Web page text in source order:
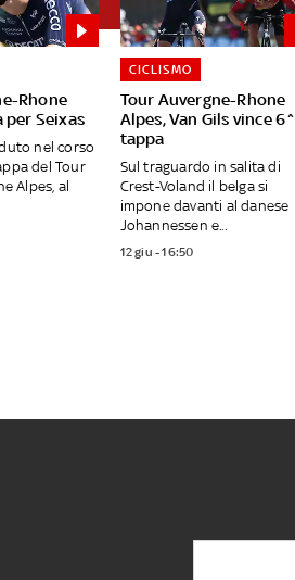
Rhone
per Seixas
nel corso
del Tour
Alpes, al
Tour Auvergne-Rhone
Alpes, Van Gils vince 6^
tappa
CICLISMO
Sul traguardo in salita di
Crest-Voland il belga si
impone davanti al danese
Johannessen e...
12 giu - 16:50